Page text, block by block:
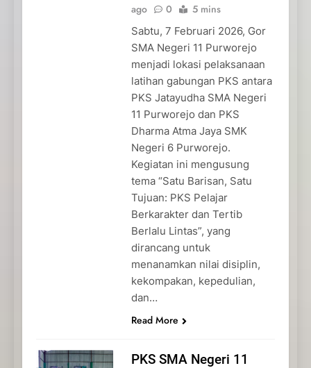
ago
0 5 mins
Sabtu, 7 Februari 2026, Gor
SMA Negeri 11 Purworejo
menjadi lokasi pelaksanaan
latihan gabungan PKS antara
PKS Jatayudha SMA Negeri
11 Purworejo dan PKS
Dharma Atma Jaya SMK
Negeri 6 Purworejo.
Kegiatan ini mengusung
tema “Satu Barisan, Satu
Tujuan: PKS Pelajar
Berkarakter dan Tertib
Berlalu Lintas”, yang
dirancang untuk
menanamkan nilai disiplin,
kekompakan, kepedulian,
dan…
Read More
PKS SMA Negeri 11